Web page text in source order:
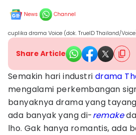
News Channel
cuplika drama Voice (dok. TrueID Thailand/
Share Article
Semakin hari industri drama
mengalami perkembangan
banyaknya drama yang
ada banyak yang di-remake
lho. Gak hanya romantis, ada